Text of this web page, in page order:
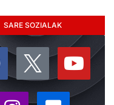
SARE SOZIALAK